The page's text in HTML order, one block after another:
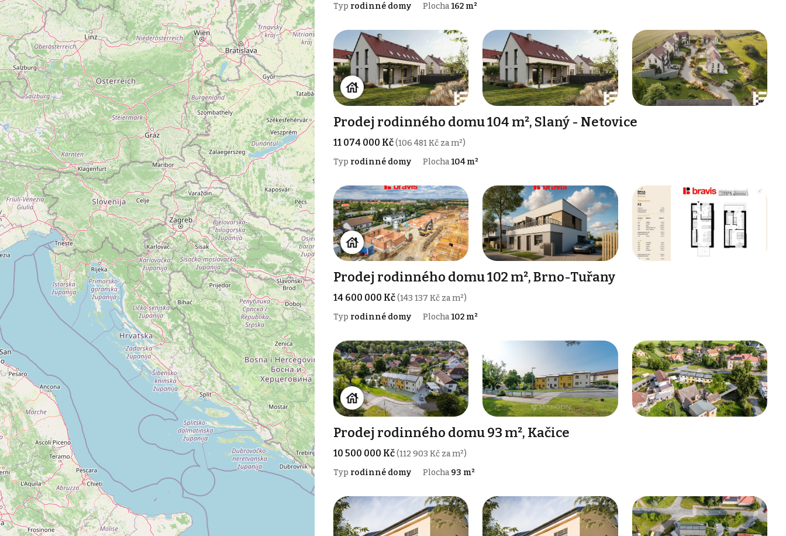
Typ rodinné domy Plocha162 m²
Prodej rodinného domu 104 m², Slaný - Netovice
11 074 000 Kč(106 481 Kč za m²)
Typ rodinné domy Plocha104 m²
Prodej rodinného domu 102 m², Brno-Tuřany
14 600 000 Kč(143 137 Kč za m²)
Typ rodinné domy Plocha102 m²
Prodej rodinného domu 93 m², Kačice
10 500 000 Kč(112 903 Kč za m²)
Typ rodinné domy Plocha 93 m²